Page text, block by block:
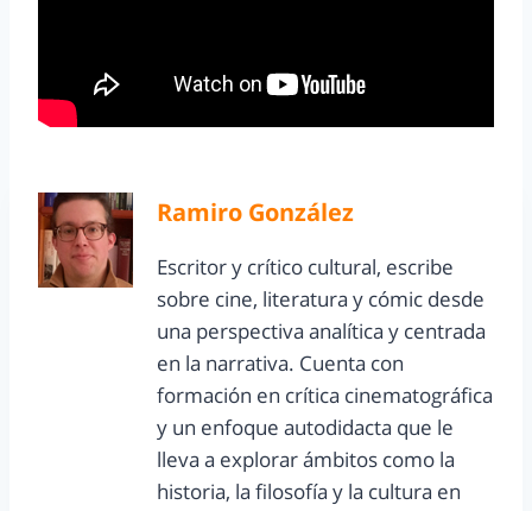
Ramiro González
Escritor y crítico cultural, escribe
sobre cine, literatura y cómic desde
una perspectiva analítica y centrada
en la narrativa. Cuenta con
formación en crítica cinematográfica
y un enfoque autodidacta que le
lleva a explorar ámbitos como la
historia, la filosofía y la cultura en